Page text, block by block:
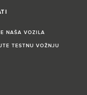
NAŠA VOZILA
TESTNU VOŽNJU